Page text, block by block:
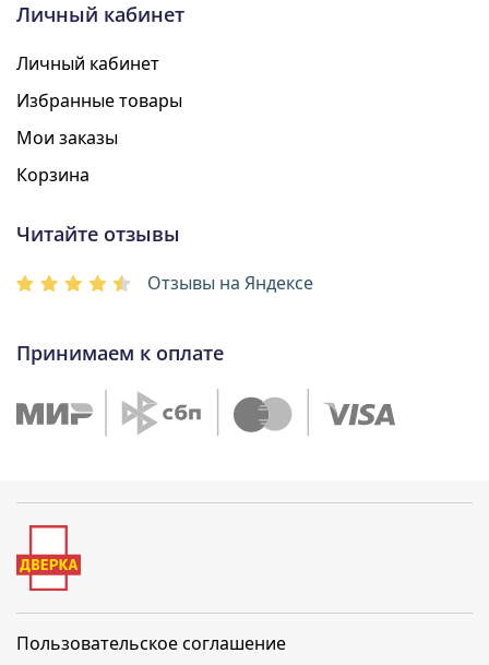
Личный кабинет
Личный кабинет
Избранные товары
Мои заказы
Корзина
Читайте отзывы
Отзывы на Яндексе
Принимаем к оплате
Пользовательское соглашение